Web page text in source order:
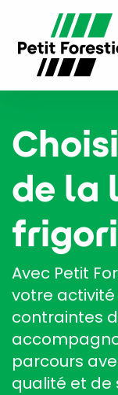
de la
Avec Petit
votre
contraintes
parcours
qualité et de